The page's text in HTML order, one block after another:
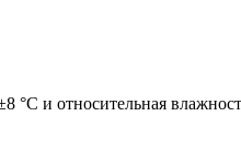
°С и относительная